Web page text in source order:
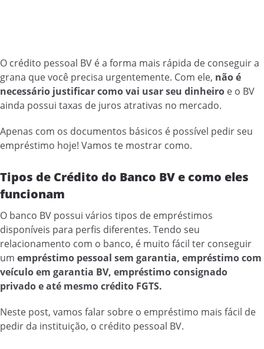
O crédito pessoal BV é a forma mais rápida de conseguir a
grana que você precisa urgentemente. Com ele, não é
necessário justificar como vai usar seu dinheiro e o BV
ainda possui taxas de juros atrativas no mercado.
Apenas com os documentos básicos é possível pedir seu
empréstimo hoje! Vamos te mostrar como.
Tipos de Crédito do Banco BV e como eles
funcionam
O banco BV possui vários tipos de empréstimos
disponíveis para perfis diferentes. Tendo seu
relacionamento com o banco, é muito fácil ter conseguir
um empréstimo pessoal sem garantia, empréstimo com
veículo em garantia BV, empréstimo consignado
privado e até mesmo crédito FGTS.
Neste post, vamos falar sobre o empréstimo mais fácil de
pedir da instituição, o crédito pessoal BV.